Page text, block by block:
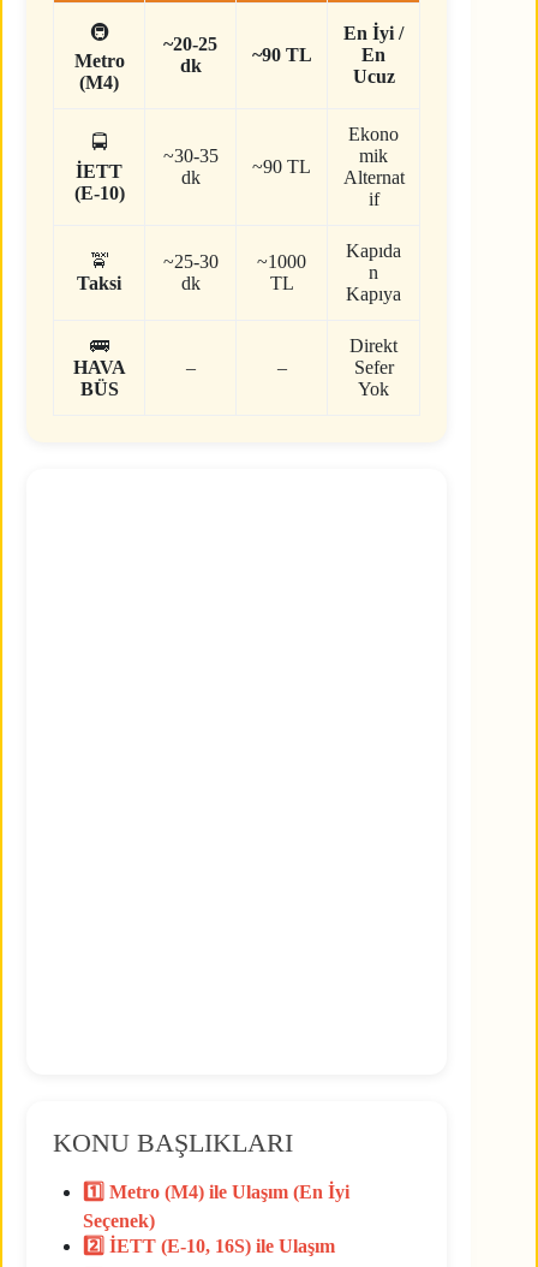
🚇
Metro
(M4)
~20-25
dk
~90 TL
En İyi /
En
Ucuz
🚍
İETT
(E-10)
~30-35
dk
~90 TL
Ekono
mik
Alternat
if
🚖
Taksi
~25-30
dk
~1000
TL
Kapıda
n
Kapıya
🚌
HAVA
BÜS
– –
Direkt
Sefer
Yok
KONU BAŞLIKLARI
1️⃣ Metro (M4) ile Ulaşım (En İyi
Seçenek)
2️⃣ İETT (E-10, 16S) ile Ulaşım